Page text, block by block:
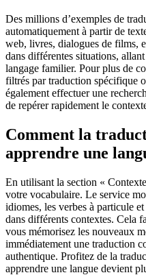
Des millions d’exemples de
automatiquement à partir de
web, livres, dialogues de films,
dans différentes situations,
langage familier. Pour plus de
filtrés par traduction spécifique
également effectuer une
de repérer rapidement le
Comment la
apprendre une
En utilisant la section «
votre vocabulaire. Le service
idiomes, les verbes à particule
dans différents contextes. Cela
vous mémorisez les nouveaux
immédiatement une traduction
authentique. Profitez de la
apprendre une langue devient